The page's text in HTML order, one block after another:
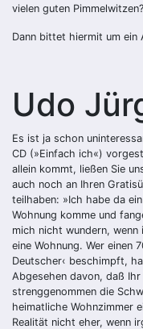
vielen guten
Dann bittet hiermit um ein
Udo
Es ist ja schon
CD (»Einfach ich«)
allein kommt, ließen Sie
auch noch an Ihren
teilhaben: »Ich habe da
Wohnung komme und
mich nicht wundern,
eine Wohnung. Wer einen
Deutscher‹ beschimpft,
Abgesehen davon, daß
strenggenommen die
heimatliche Wohnzimmer
Realität nicht eher, wenn